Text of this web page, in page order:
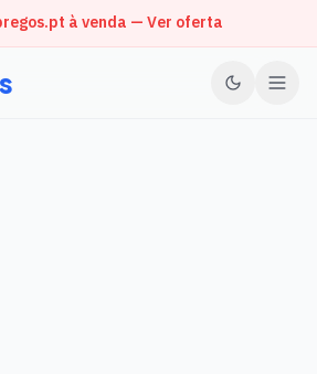
à venda — Ver oferta